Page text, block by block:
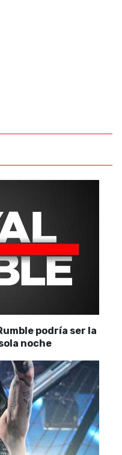
podría ser la
noche